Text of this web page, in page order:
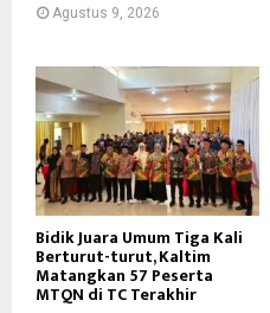
Agustus 9, 2026
Bidik Juara Umum Tiga Kali
Berturut-turut, Kaltim
Matangkan 57 Peserta
MTQN di TC Terakhir